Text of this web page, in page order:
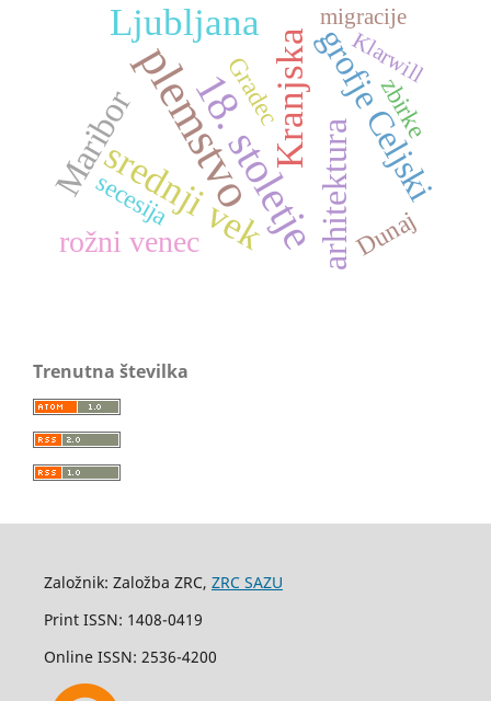
plemstvo
18. stoletje
Kranjska
srednji vek
Ljubljana
arhitektura
grofje Celjski
Maribor
rožni venec
Gradec
Dunaj
zbirke
secesija
migracije
Klarwill
Trenutna številka
Založnik: Založba ZRC, ZRC SAZU
Print ISSN: 1408-0419
Online ISSN: 2536-4200